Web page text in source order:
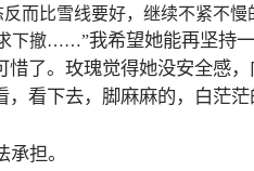
而比雪线要好，继续不紧不慢
求下撤……”我希望她能再坚持
了。玫瑰觉得她没安全感
看下去，脚麻麻的，白茫
担。